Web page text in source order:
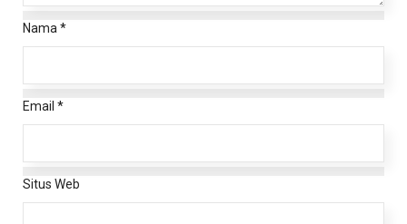
Nama *
Email *
Situs Web